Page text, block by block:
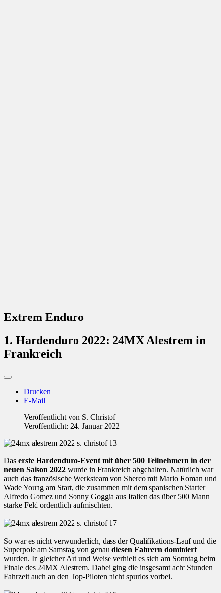
Extrem Enduro
1. Hardenduro 2022: 24MX Alestrem in
Frankreich
Drucken
E-Mail
Veröffentlicht von S. Christof
Veröffentlicht: 24. Januar 2022
Das erste Hardenduro-Event mit über 500 Teilnehmern in der
neuen Saison 2022 wurde in Frankreich abgehalten. Natürlich war
auch das französische Werksteam von Sherco mit Mario Roman und
Wade Young am Start, die zusammen mit dem spanischen Starter
Alfredo Gomez und Sonny Goggia aus Italien das über 500 Mann
starke Feld ordentlich aufmischten.
So war es nicht verwunderlich, dass der Qualifikations-Lauf und die
Superpole am Samstag von genau diesen Fahrern dominiert
wurden. In gleicher Art und Weise verhielt es sich am Sonntag beim
Finale des 24MX Alestrem. Dabei ging die insgesamt acht Stunden
Fahrzeit auch an den Top-Piloten nicht spurlos vorbei.